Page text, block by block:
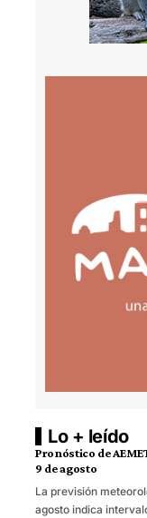
Lo + leído
Pronóstico de
9 de agosto
La previsión
agosto indica